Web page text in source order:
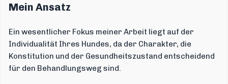
Mein Ansatz
Ein wesentlicher Fokus meiner Arbeit liegt auf der
Individualität Ihres Hundes, da der Charakter, die
Konstitution und der Gesundheitszustand entscheidend
für den Behandlungsweg sind.